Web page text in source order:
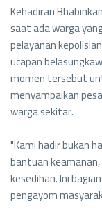
Kehadiran
saat ada warga
pelayanan
ucapan
momen tersebut
menyampaikan
warga sekitar.
"Kami hadir bukan
bantuan
kesedihan. Ini
pengayom